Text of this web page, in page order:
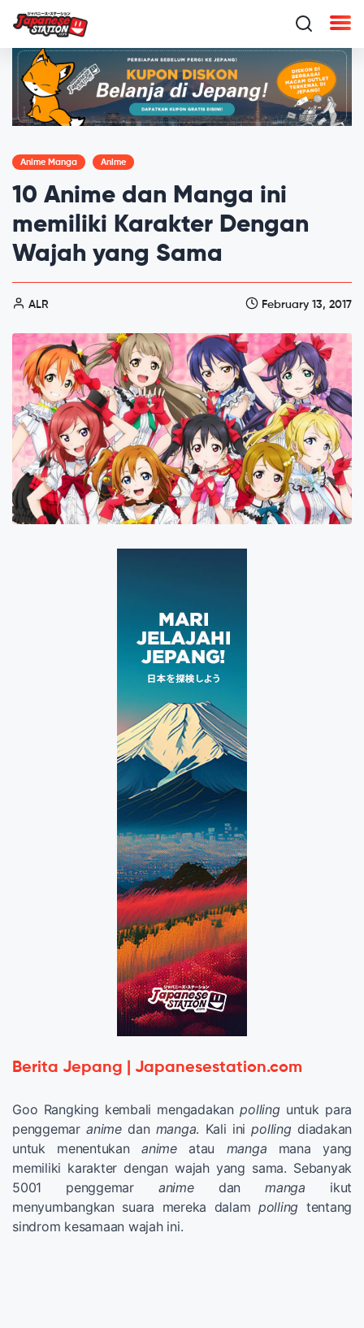
Anime Manga Anime
10 Anime dan Manga ini
memiliki Karakter Dengan
Wajah yang Sama
ALR February 13, 2017
Berita Jepang | Japanesestation.com
Goo Rangking kembali mengadakanpollinguntuk para
penggemaranimedan manga. Kali inipollingdiadakan
untuk menentukan animeatau manga mana yang
memiliki karakter dengan wajah yang sama. Sebanyak
5001 penggemar animedanmanga ikut
menyumbangkan suara mereka dalam polling tentang
sindrom kesamaan wajah ini.